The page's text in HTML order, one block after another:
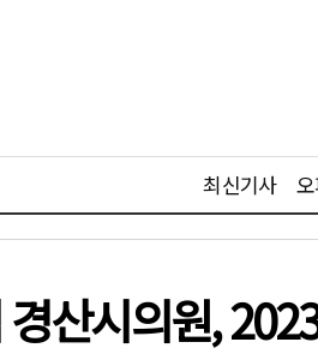
최신기사
산시의원,